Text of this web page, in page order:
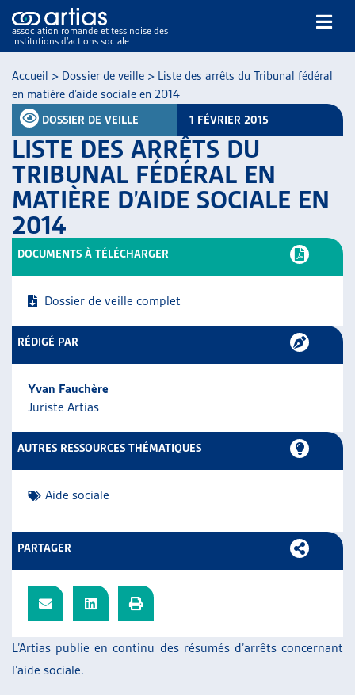
association romande et tessinoise des
institutions d’actions sociale
NOS PUBLICATIONS
ARTICLES
DOSSIERS DU MOIS
VEILLE
THÉMATIQUES
GUIDE SOCIAL ROMAND
AUTRES
L’ASSOCIATION
PROJETS ET ACTIVITÉS
JOURNÉES D’AUTOMNE
Accueil > Dossier de veille > Liste des arrêts du Tribunal fédéral
en matière d’aide sociale en 2014
DOSSIER DE VEILLE 1 FÉVRIER 2015
LISTE DES ARRÊTS DU
TRIBUNAL FÉDÉRAL EN
MATIÈRE D’AIDE SOCIALE EN
2014
L’Artias publie en continu des résumés d’arrêts concernant
l’aide sociale.
DOCUMENTS À TÉLÉCHARGER
Dossier de veille complet
RÉDIGÉ PAR
Yvan Fauchère
Juriste Artias
AUTRES RESSOURCES THÉMATIQUES
Aide sociale
PARTAGER